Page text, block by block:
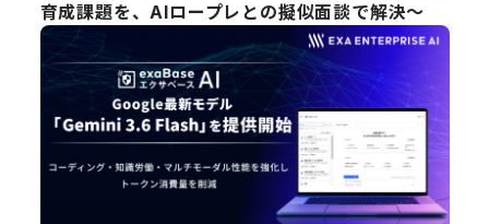
育成課題を、AIロープレとの擬似面談で解決～